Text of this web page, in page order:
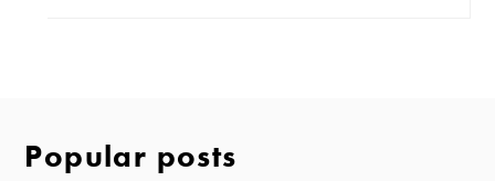
Popular posts